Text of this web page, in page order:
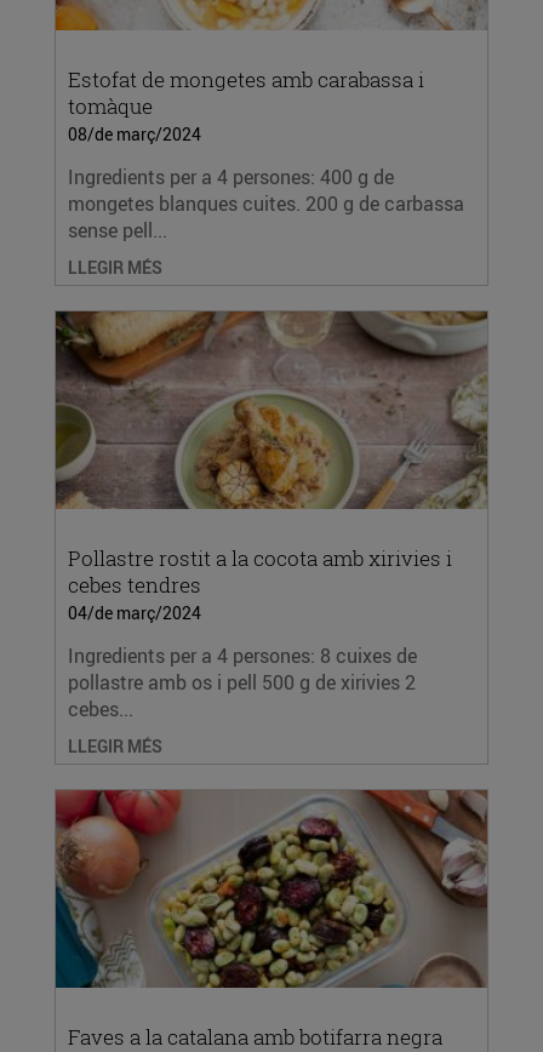
Estofat de mongetes amb carabassa i
tomàque
08/de març/2024
Ingredients per a 4 persones: 400 g de
mongetes blanques cuites. 200 g de carbassa
sense pell...
LLEGIR MÉS
Pollastre rostit a la cocota amb xirivies i
cebes tendres
04/de març/2024
Ingredients per a 4 persones: 8 cuixes de
pollastre amb os i pell 500 g de xirivies 2
cebes...
LLEGIR MÉS
Faves a la catalana amb botifarra negra